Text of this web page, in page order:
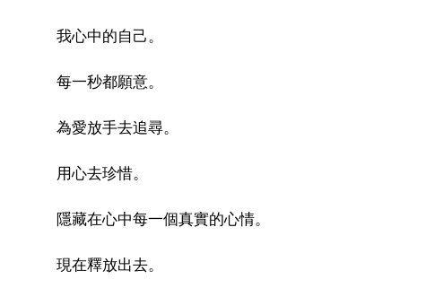
我心中的自己。
每一秒都願意。
為愛放手去追尋。
用心去珍惜。
隱藏在心中每一個真實的心情。
現在釋放出去。